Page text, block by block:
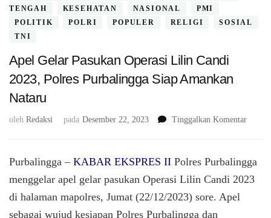
TENGAH
KESEHATAN NASIONAL
PMI
POLITIK
POLRI POPULER RELIGI
SOSIAL
TNI
Apel Gelar Pasukan Operasi Lilin Candi
2023, Polres Purbalingga Siap Amankan
Nataru
oleh Redaksi pada Desember 22, 2023 Tinggalkan Komentarpada
Lilin
Purbalingga – KABAR EKSPRES II Polres Purbalingga
menggelar apel gelar pasukan Operasi Lilin Candi 2023
di halaman mapolres, Jumat (22/12/2023) sore. Apel
sebagai wujud kesiapan Polres Purbalingga dan